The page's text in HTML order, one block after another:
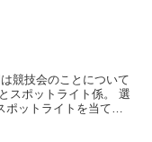
競技会のことについて
スポットライト係。 選
ットライトを当てる